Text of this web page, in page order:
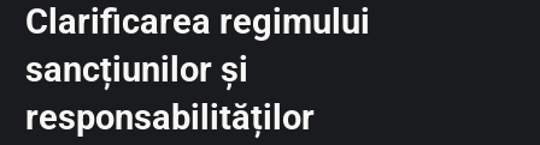
Clarificarea regimului
sancțiunilor și
responsabilităților